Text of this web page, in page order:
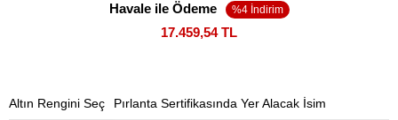
Havale ile Ödeme
17.459,54 TL
Altın Rengini Seç Pırlanta Sertifikasında Yer Alacak İsim